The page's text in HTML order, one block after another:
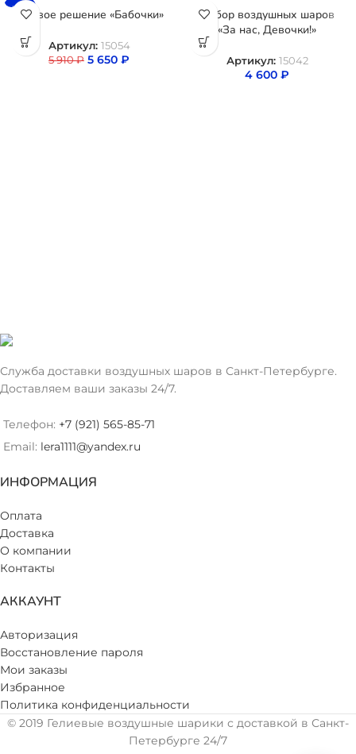
-4%
Готовое решение «Бабочки»
Артикул: 15054
5 910₽ 5 650 ₽
Набор воздушных шаров
«За нас, Девочки!»
Артикул: 15042
4 600 ₽
Служба доставки воздушных шаров в Санкт-Петербурге.
Доставляем ваши заказы 24/7.
Телефон: +7 (921) 565-85-71
Email: lera1111@yandex.ru
ИНФОРМАЦИЯ
Оплата
Доставка
О компании
Контакты
АККАУНТ
Авторизация
Восстановление пароля
Мои заказы
Избранное
Политика конфиденциальности
© 2019 Гелиевые воздушные шарики с доставкой в Санкт-
Петербурге 24/7